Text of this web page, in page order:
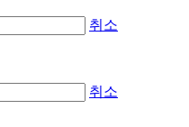
취소
취소